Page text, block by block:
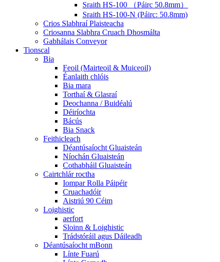
Sraith HS-100 （Páirc 50.8mm）
Sraith HS-100-N (Páirc: 50.8mm)
Crios Slabhraí Plaisteacha
Criosanna Slabhra Cruach Dhosmálta
Gabhálais Conveyor
Tionscal
Bia
Feoil (Mairteoil & Muiceoil)
Éanlaith chlóis
Bia mara
Torthaí & Glasraí
Deochanna / Buidéalú
Déiríochta
Bácús
Bia Snack
Feithicleach
Déantúsaíocht Gluaisteán
Níochán Gluaisteán
Cothabháil Gluaisteán
Cairtchlár roctha
Iompar Rolla Páipéir
Cruachadóir
Aistriú 90 Céim
Loighistic
aerfort
Sloinn & Loighistic
Trádstóráil agus Dáileadh
Déantúsaíocht mBonn
Línte Fuarú